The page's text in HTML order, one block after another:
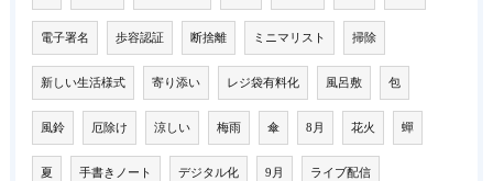
電子署名 歩容認証 断捨離 ミニマリスト 掃除
新しい生活様式 寄り添い レジ袋有料化 風呂敷 包
風鈴 厄除け 涼しい 梅雨 傘 8月 花火 蟬
夏 手書きノート デジタル化 9月 ライブ配信